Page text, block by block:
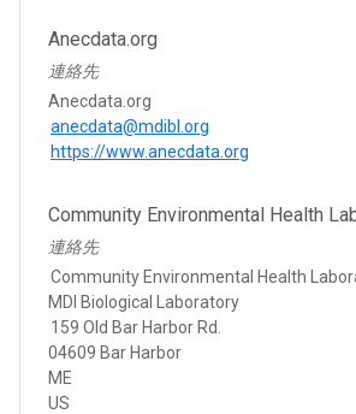
Anecdata.org
連絡先
Anecdata.org
anecdata@mdibl.org
https://www.anecdata.org
Community Environmental Health
連絡先
Community Environmental Health
MDI Biological Laboratory
159 Old Bar Harbor Rd.
04609 Bar Harbor
ME
US